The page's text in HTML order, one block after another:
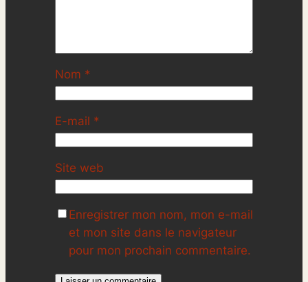
Nom *
E-mail *
Site web
Enregistrer mon nom, mon e-mail
et mon site dans le navigateur
pour mon prochain commentaire.